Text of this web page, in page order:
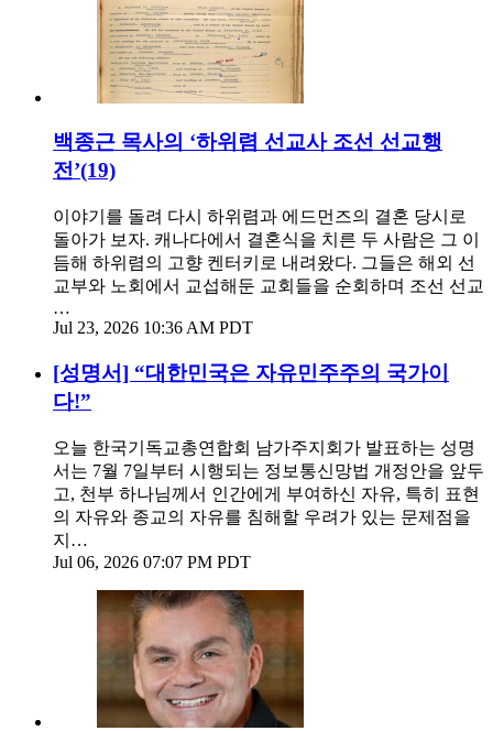
백종근 목사의 ‘하위렴 선교사 조선 선교행
전’(19)
이야기를 돌려 다시 하위렴과 에드먼즈의 결혼 당시로
돌아가 보자. 캐나다에서 결혼식을 치른 두 사람은 그 이
듬해 하위렴의 고향 켄터키로 내려왔다. 그들은 해외 선
교부와 노회에서 교섭해둔 교회들을 순회하며 조선 선교
…
Jul 23, 2026 10:36 AM PDT
[성명서] “대한민국은 자유민주주의 국가이
다!”
오늘 한국기독교총연합회 남가주지회가 발표하는 성명
서는 7월 7일부터 시행되는 정보통신망법 개정안을 앞두
고, 천부 하나님께서 인간에게 부여하신 자유, 특히 표현
의 자유와 종교의 자유를 침해할 우려가 있는 문제점을
지…
Jul 06, 2026 07:07 PM PDT